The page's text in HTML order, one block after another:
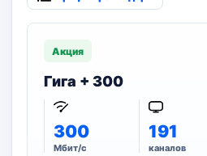
Акция
Гига + 300
300
Мбит/с
191
каналов